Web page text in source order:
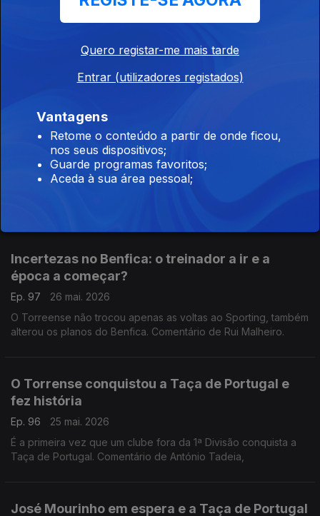
Campeões?
29 mai. 2026
É um fim de ciclo para o Sporting CP?
27 mai. 2026
Incertezas no Benfica: o treinador a ir e a
época a começar?
Ep. 97
26 mai. 2026
O Torreense não trocou apenas as voltas ao Sporting, também
alterou os planos do Benfica. Comentário de Rui Malheiro.
O Torrense conquistou a Taça de Portugal e
fez história
Ep. 96
25 mai. 2026
É a primeira vez que um clube fora da 1ª Divisão conquista a
Taça de Portugal. Comentário de António Tadeia,
José Mourinho em espera e a Taça de Portugal
Quero registar-me mais tarde
Entrar (utilizadores registados)
Vantagens
Retome o conteúdo a partir de onde ficou,
nos seus dispositivos;
Guarde programas favoritos;
Aceda à sua área pessoal;